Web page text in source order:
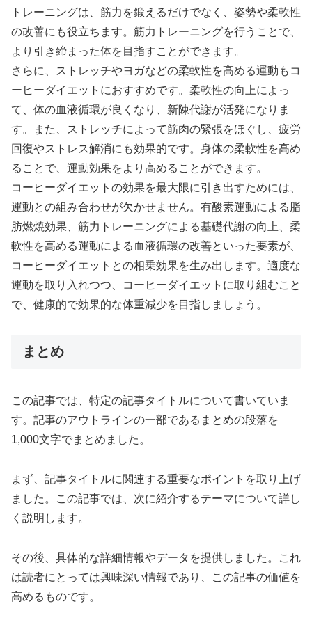
トレーニングは、筋力を鍛えるだけでなく、姿勢や柔軟性
の改善にも役立ちます。筋力トレーニングを行うことで、
より引き締まった体を目指すことができます。
さらに、ストレッチやヨガなどの柔軟性を高める運動もコ
ーヒーダイエットにおすすめです。柔軟性の向上によっ
て、体の血液循環が良くなり、新陳代謝が活発になりま
す。また、ストレッチによって筋肉の緊張をほぐし、疲労
回復やストレス解消にも効果的です。身体の柔軟性を高め
ることで、運動効果をより高めることができます。
コーヒーダイエットの効果を最大限に引き出すためには、
運動との組み合わせが欠かせません。有酸素運動による脂
肪燃焼効果、筋力トレーニングによる基礎代謝の向上、柔
軟性を高める運動による血液循環の改善といった要素が、
コーヒーダイエットとの相乗効果を生み出します。適度な
運動を取り入れつつ、コーヒーダイエットに取り組むこと
で、健康的で効果的な体重減少を目指しましょう。
まとめ
この記事では、特定の記事タイトルについて書いていま
す。記事のアウトラインの一部であるまとめの段落を
1,000文字でまとめました。
まず、記事タイトルに関連する重要なポイントを取り上げ
ました。この記事では、次に紹介するテーマについて詳し
く説明します。
その後、具体的な詳細情報やデータを提供しました。これ
は読者にとっては興味深い情報であり、この記事の価値を
高めるものです。